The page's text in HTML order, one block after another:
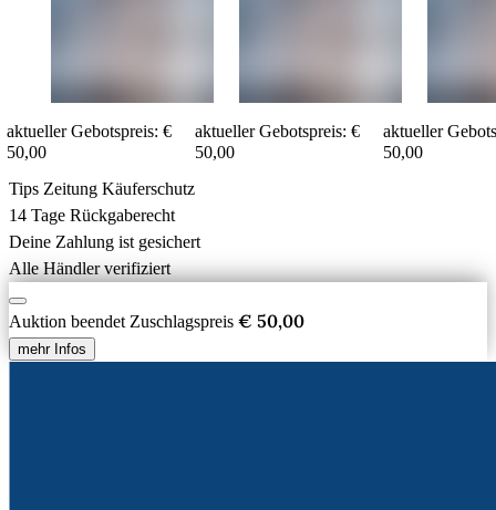
aktueller Gebotspreis: €
50,00
aktueller Gebotspreis: €
50,00
aktueller
50,00
Tips Zeitung Käuferschutz
14 Tage Rückgaberecht
Deine Zahlung ist gesichert
Alle Händler verifiziert
Auktion beendet Zuschlagspreis € 50,00
mehr Infos